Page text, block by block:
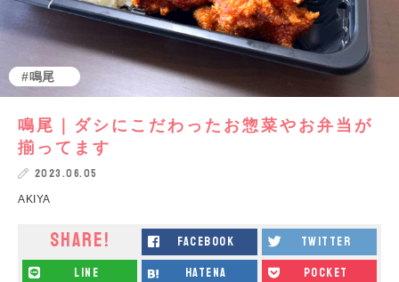
グルメ
鳴尾
鳴尾｜ダシにこだわったお惣菜やお弁当が
揃ってます
2023.06.05
AKIYA
SHARE! facebook twitter
line hatena pocket